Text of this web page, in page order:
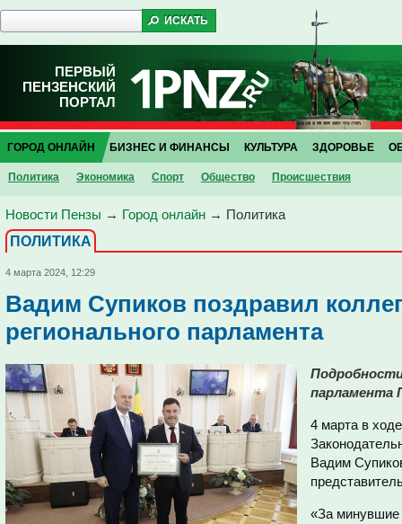
ПЕРВЫЙ
ПЕНЗЕНСКИЙ
ПОРТАЛ
ГОРОД ОНЛАЙН
Политика Экономика Спорт Общество Проиcшествия
БИЗНЕС И ФИНАНСЫ КУЛЬТУРА ЗДОРОВЬЕ
Новости Пензы → Город онлайн → Политика
ПОЛИТИКА
4 марта 2024, 12:29
Вадим Супиков поздравил
регионального парламента
парламента
4 марта в
Вадим
«За минувшие